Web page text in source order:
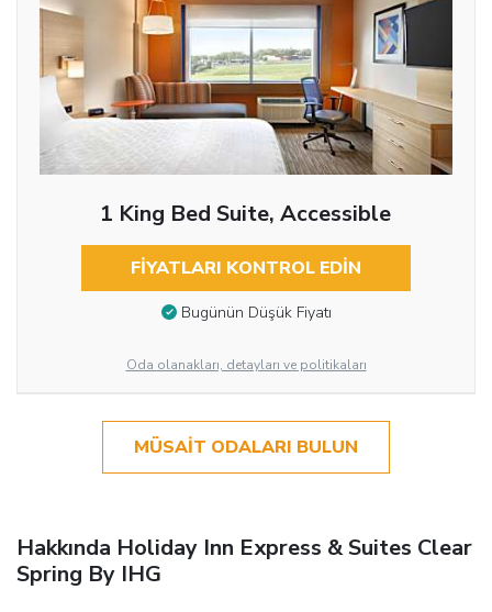
1 King Bed Suite, Accessible
FIYATLARI KONTROL EDIN
Bugünün Düşük Fiyatı
Oda olanakları, detayları ve politikaları
MÜSAIT ODALARI BULUN
Hakkında Holiday Inn Express & Suites Clear
Spring By IHG